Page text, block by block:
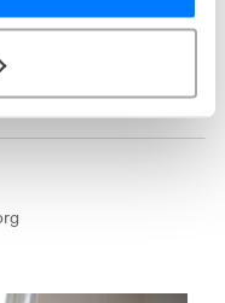
till stadens puls och